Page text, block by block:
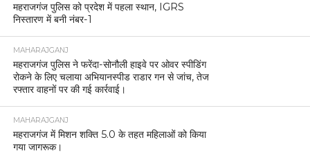
महराजगंज पुलिस को प्रदेश में पहला स्थान, IGRS
निस्तारण में बनी नंबर-1
MAHARAJGANJ
महराजगंज पुलिस ने फरेंदा-सोनौली हाइवे पर ओवर स्पीडिंग
रोकने के लिए चलाया अभियानस्पीड राडार गन से जांच, तेज
रफ्तार वाहनों पर की गई कार्रवाई।
MAHARAJGANJ
महराजगंज में मिशन शक्ति 5.0 के तहत महिलाओं को किया
गया जागरूक।